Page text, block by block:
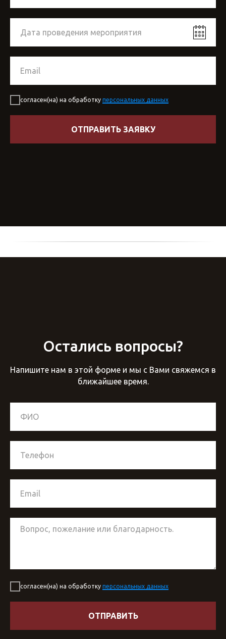
согласен(на) на обработку персональных данных
ОТПРАВИТЬ ЗАЯВКУ
Остались вопросы?
Напишите нам в этой форме и мы с Вами свяжемся в
ближайшее время.
согласен(на) на обработку персональных данных
ОТПРАВИТЬ